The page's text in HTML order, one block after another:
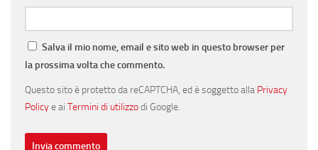
Salva il mio nome, email e sito web in questo browser per
la prossima volta che commento.
Questo sito è protetto da reCAPTCHA, ed è soggetto alla Privacy
Policye ai Termini di utilizzodi Google.